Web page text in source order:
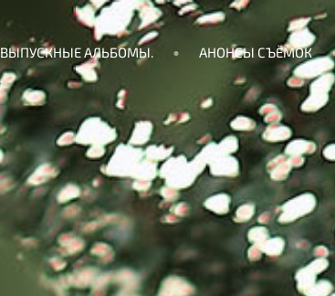
ВЫПУСКНЫЕ АЛЬБОМЫ. АНОНСЫ СЪЁМОК